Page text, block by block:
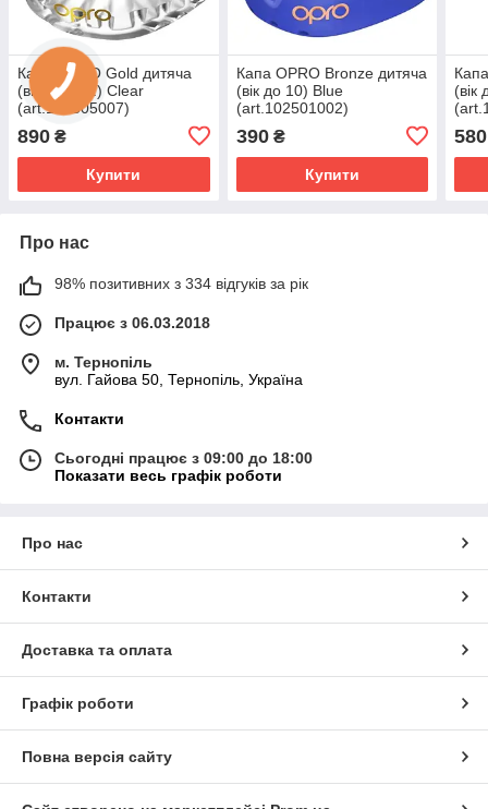
Капа OPRO Gold дитяча
(вік до 10р.) Clear
(art.102505007)
890 ₴
Купити
Капа OPRO Bronze дитяча
(вік до 10) Blue
(art.102501002)
390₴
Купити
(вік
580
Про нас
98% позитивних з 334 відгуків за рік
Працює з 06.03.2018
м. Тернопіль
вул. Гайова 50, Тернопіль, Україна
Контакти
Сьогодні працює з 09:00 до 18:00
Показати весь графік роботи
Про нас
Контакти
Доставка та оплата
Графік роботи
Повна версія сайту